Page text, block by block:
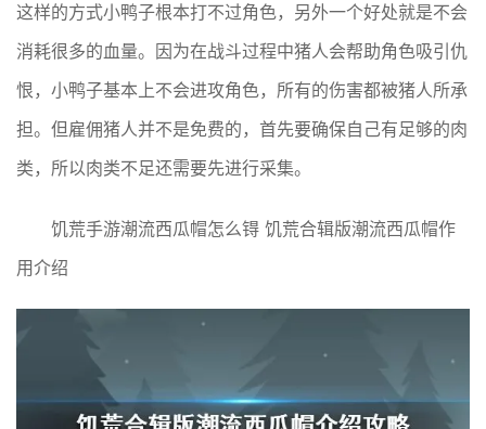
这样的方式小鸭子根本打不过角色，另外一个好处就是不会
消耗很多的血量。因为在战斗过程中猪人会帮助角色吸引仇
恨，小鸭子基本上不会进攻角色，所有的伤害都被猪人所承
担。但雇佣猪人并不是免费的，首先要确保自己有足够的肉
类，所以肉类不足还需要先进行采集。
饥荒手游潮流西瓜帽怎么锝 饥荒合辑版潮流西瓜帽作
用介绍